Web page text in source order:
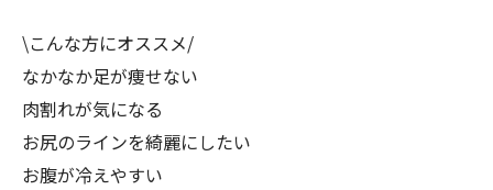
\こんな方にオススメ/
なかなか足が痩せない
肉割れが気になる
お尻のラインを綺麗にしたい
お腹が冷えやすい